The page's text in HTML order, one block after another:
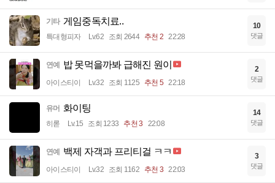
기타 게임중독치료..
특대형피자 Lv.62 조회 2644 추천 2 22:28
10
댓글
연예 밥 못먹을까봐 급해진 원이
아이스티이 Lv.32 조회 1125 추천 5 22:18
2
댓글
유머 화이팅
히롣 Lv.15 조회 1233 추천 3 22:08
14
댓글
연예 백제 자객과 프리티걸 ㅋㅋ
아이스티이 Lv.32 조회 1162 추천 3 22:03
3
댓글